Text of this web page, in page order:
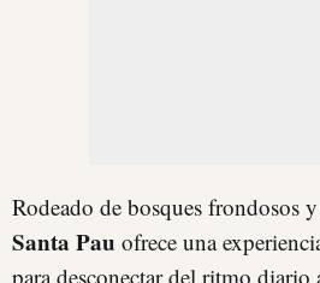
Rodeado de bosques frondosos
Santa Pau ofrece una
para desconectar del ritmo diario